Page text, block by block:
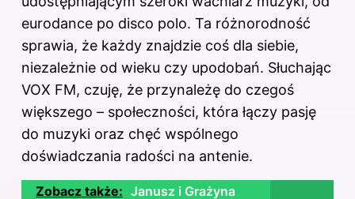
eurodance po disco polo. Ta różnorodność
sprawia, że każdy znajdzie coś dla siebie,
niezależnie od wieku czy upodobań. Słuchając
VOX FM, czuję, że przynależę do czegoś
większego – społeczności, która łączy pasję
do muzyki oraz chęć wspólnego
doświadczania radości na antenie.
Zobacz także: Janusz i Grażyna